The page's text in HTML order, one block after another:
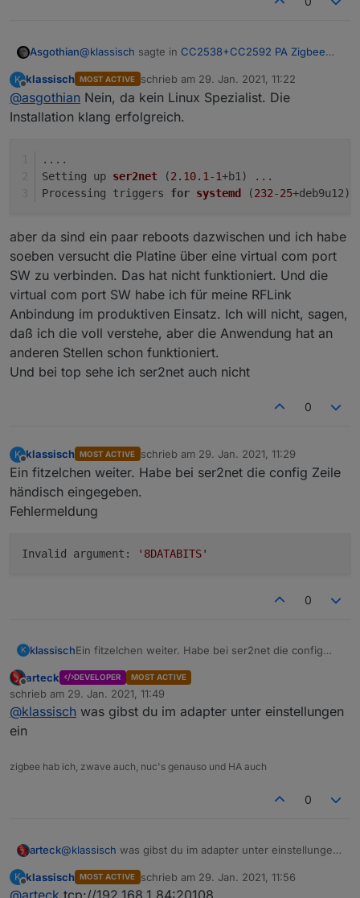
Asgothian@klassisch sagte in CC2538+CC2592 PA Zigbee
Kann das daran liegen., daß der host unter Win
Nein.
A.
K
Offline
klassisch MOST ACTIVE schrieb am 29. Jan. 2021, 11:22
zuletzt editiert von
@asgothian Nein, da kein Linux Spezialist. Die
Installation klang erfolgreich.
....
Setting up ser2net (2.10.1 -1+b1)
...
Processing triggers for systemd (232-25+deb9u12)
aber da sind ein paar reboots dazwischen und ich habe
soeben versucht die Platine über eine virtual com port
SW zu verbinden. Das hat nicht funktioniert. Und die
virtual com port SW habe ich für meine RFLink
Anbindung im produktiven Einsatz. Ich will nicht, sagen,
daß ich die voll verstehe, aber die Anwendung hat an
anderen Stellen schon funktioniert.
Und bei top sehe ich ser2net auch nicht
0
K
Offline
klassisch MOST ACTIVE schrieb am 29. Jan. 2021, 11:29
zuletzt editiert von
Ein fitzelchen weiter. Habe bei ser2net die config Zeile
händisch eingegeben.
Fehlermeldung
Invalid argument: '8DATABITS'
0
K klassischEin fitzelchen weiter. Habe bei ser2net die config
Fehlermeldung
Offline
arteck DEVELOPER MOST ACTIVE
schrieb am 29. Jan. 2021, 11:49
zuletzt editiert von
@klassisch was gibst du im adapter unter einstellungen
ein
zigbee hab ich, zwave auch, nuc's genauso und HA auch
0
arteck@klassisch was gibst du im adapter unter einstellungen
K
Offline
klassisch MOST ACTIVE schrieb am 29. Jan. 2021, 11:56
zuletzt editiert von